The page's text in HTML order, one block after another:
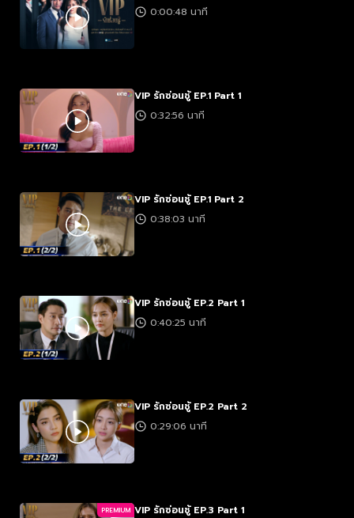
0:00:48 นาที
VIP รักซ่อนชู้ EP.1 Part 1
0:32:56 นาที
VIP รักซ่อนชู้ EP.1 Part 2
0:38:03 นาที
VIP รักซ่อนชู้ EP.2 Part 1
0:40:25 นาที
VIP รักซ่อนชู้ EP.2 Part 2
0:29:06 นาที
PREMIUM VIP รักซ่อนชู้ EP.3 Part 1